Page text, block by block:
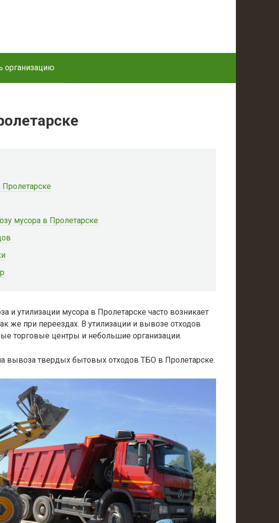
организацию
мусора в Пролетарске
и утилизации мусора в Пролетарске часто возникает
же при переездах. В утилизации и вывозе отходов
торговые центры и небольшие организации.
вывоза твердых бытовых отходов ТБО в Пролетарске.